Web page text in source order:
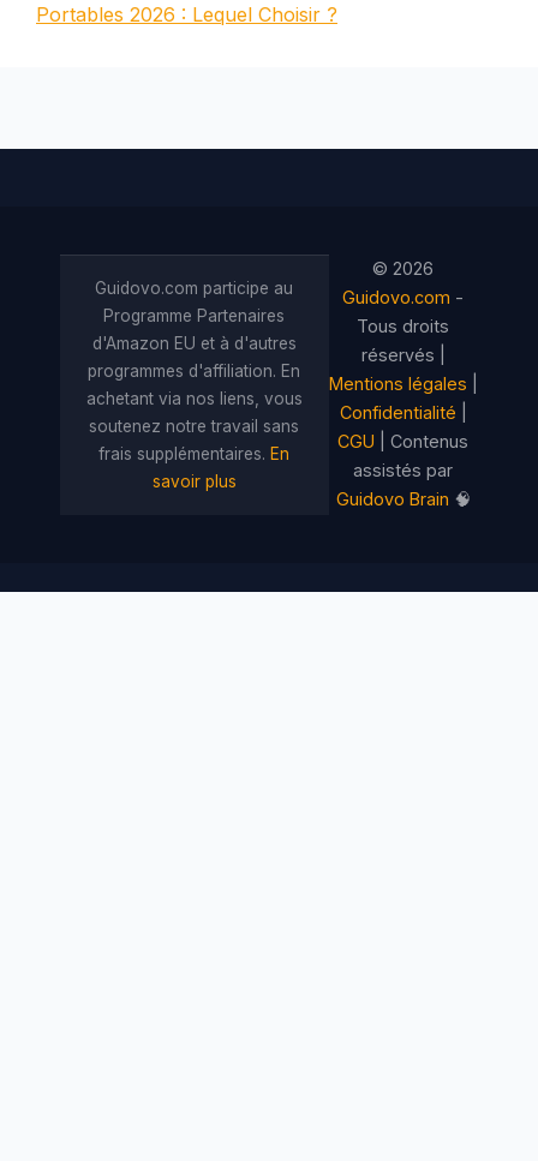
Portables 2026 : Lequel Choisir ?
Guidovo.com participe au
Programme Partenaires
d'Amazon EU et à d'autres
programmes d'affiliation. En
achetant via nos liens, vous
soutenez notre travail sans
frais supplémentaires. En
savoir plus
© 2026
Guidovo.com -
Tous droits
réservés |
Mentions légales
Confidentialité
CGU
| Contenus
assistés par
Guidovo Brain 🧠